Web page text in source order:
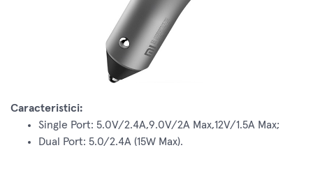
Caracteristici:
Single Port: 5.0V/2.4A,9.0V/2A Max,12V/1.5A Max;
Dual Port: 5.0/2.4A (15W Max).